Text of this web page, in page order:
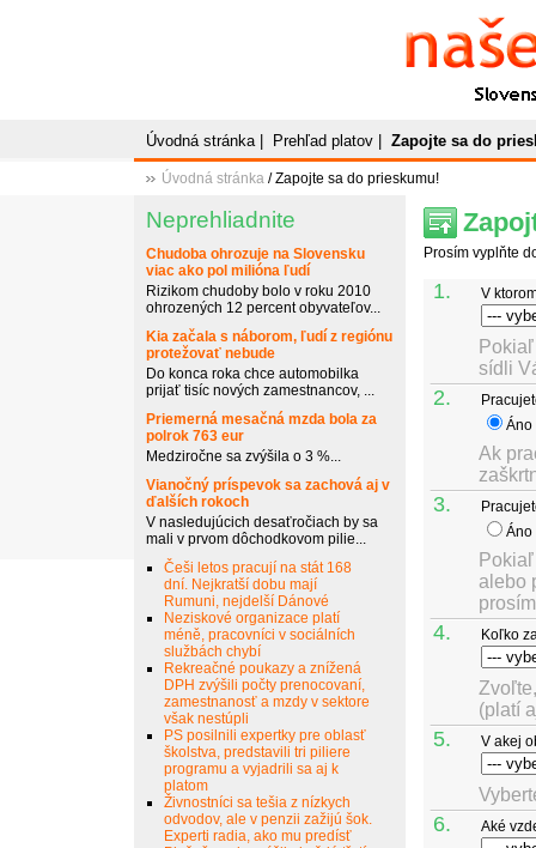
Naše
Slovenský
Úvodná stránka| Prehľad platov Zapojte sa do
Úvodná stránka / Zapojte sa do prieskumu!
Neprehliadnite
Chudoba ohrozuje na Slovensku
viac ako pol milióna ľudí
Rizikom chudoby bolo v roku 2010
ohrozených 12 percent obyvateľov...
Kia začala s náborom, ľudí z regiónu
protežovať nebude
Do konca roka chce automobilka
prijať tisíc nových zamestnancov, ...
Priemerná mesačná mzda bola za
polrok 763 eur
Medziročne sa zvýšila o 3 %...
Vianočný príspevok sa zachová aj v
ďalších rokoch
V nasledujúcich desaťročiach by sa
mali v prvom dôchodkovom pilie...
Češi letos pracují na stát 168
dní. Nejkratší dobu mají
Rumuni, nejdelší Dánové
Neziskové organizace platí
méně, pracovníci v sociálních
službách chybí
Rekreačné poukazy a znížená
DPH zvýšili počty prenocovaní,
zamestnanosť a mzdy v sektore
však nestúpli
PS posilnili expertky pre oblasť
školstva, predstavili tri piliere
programu a vyjadrili sa aj k
platom
Živnostníci sa tešia z nízkych
odvodov, ale v penzii zažijú šok.
Experti radia, ako mu predísť
Prosím vyplňte
1. V
sídli
2.
Áno
Ak
3.
Áno
alebo
4. Koľko
(platí
5. V akej
6. Aké